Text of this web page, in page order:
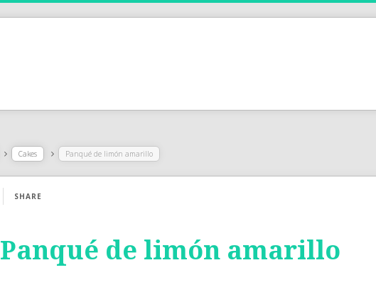
Cakes Panqué de limón amarillo
SHARE
Panqué de limón amarillo